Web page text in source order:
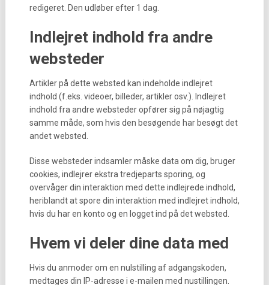
redigeret. Den udløber efter 1 dag.
Indlejret indhold fra andre
websteder
Artikler på dette websted kan indeholde indlejret
indhold (f.eks. videoer, billeder, artikler osv.). Indlejret
indhold fra andre websteder opfører sig på nøjagtig
samme måde, som hvis den besøgende har besøgt det
andet websted.
Disse websteder indsamler måske data om dig, bruger
cookies, indlejrer ekstra tredjeparts sporing, og
overvåger din interaktion med dette indlejrede indhold,
heriblandt at spore din interaktion med indlejret indhold,
hvis du har en konto og en logget ind på det websted.
Hvem vi deler dine data med
Hvis du anmoder om en nulstilling af adgangskoden,
medtages din IP-adresse i e-mailen med nustillingen.